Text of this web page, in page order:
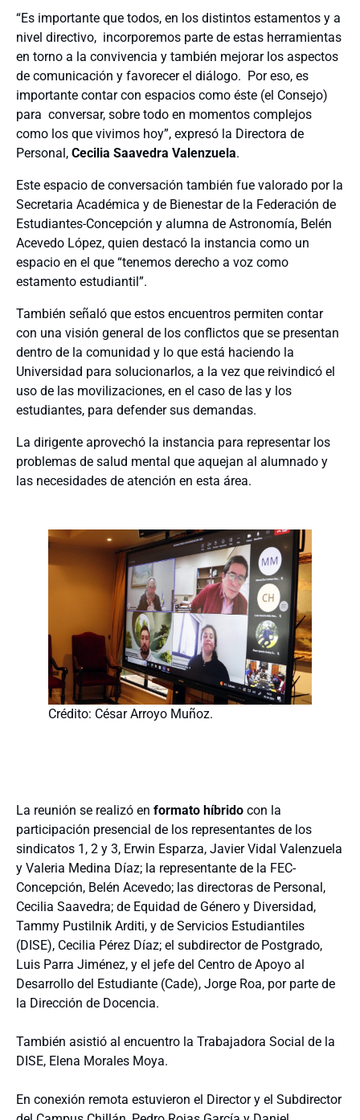
“Es importante que todos, en los distintos estamentos y a
nivel directivo, incorporemos parte de estas herramientas
en torno a la convivencia y también mejorar los aspectos
de comunicación y favorecer el diálogo. Por eso, es
importante contar con espacios como éste (el Consejo)
para conversar, sobre todo en momentos complejos
como los que vivimos hoy”, expresó la Directora de
Personal, Cecilia Saavedra Valenzuela.
Este espacio de conversación también fue valorado por la
Secretaria Académica y de Bienestar de la Federación de
Estudiantes-Concepción y alumna de Astronomía, Belén
Acevedo López, quien destacó la instancia como un
espacio en el que “tenemos derecho a voz como
estamento estudiantil”.
También señaló que estos encuentros permiten contar
con una visión general de los conflictos que se presentan
dentro de la comunidad y lo que está haciendo la
Universidad para solucionarlos, a la vez que reivindicó el
uso de las movilizaciones, en el caso de las y los
estudiantes, para defender sus demandas.
La dirigente aprovechó la instancia para representar los
problemas de salud mental que aquejan al alumnado y
las necesidades de atención en esta área.
Crédito: César Arroyo Muñoz.
La reunión se realizó en formato híbrido con la
participación presencial de los representantes de los
sindicatos 1, 2 y 3, Erwin Esparza, Javier Vidal Valenzuela
y Valeria Medina Díaz; la representante de la FEC-
Concepción, Belén Acevedo; las directoras de Personal,
Cecilia Saavedra; de Equidad de Género y Diversidad,
Tammy Pustilnik Arditi, y de Servicios Estudiantiles
(DISE), Cecilia Pérez Díaz; el subdirector de Postgrado,
Luis Parra Jiménez, y el jefe del Centro de Apoyo al
Desarrollo del Estudiante (Cade), Jorge Roa, por parte de
la Dirección de Docencia.
También asistió al encuentro la Trabajadora Social de la
DISE, Elena Morales Moya.
En conexión remota estuvieron el Director y el Subdirector